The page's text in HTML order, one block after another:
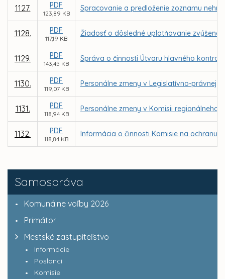
Samospráva
Komunálne voľby 2026
Primátor
Mestské zastupiteľstvo
Informácie
Poslanci
Komisie
1127. PDF
123,89 KB
Spracovanie a predloženie zoznamu
1128. PDF
117,19 KB
Žiadosť o dôsledné uplatňovanie
1129. PDF
143,45 KB
Správa o činnosti Útvaru hlavného
1130. PDF
119,07 KB
Personálne zmeny v Legislatívno-právnej
1131. PDF
118,94 KB
Personálne zmeny v Komisii regionálneho
1132. PDF
118,84 KB
Informácia o činnosti Komisie na ochranu